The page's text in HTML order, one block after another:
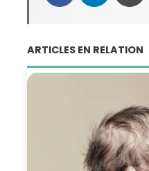
ARTICLES EN RELATION